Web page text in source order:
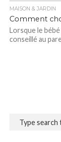
MAISON & JARDIN
Comment
Lorsque le
conseillé au